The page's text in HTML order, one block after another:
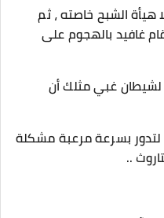
الشبح خاصته ، ثم
غافيد بالهجوم على
لشيطان غبي مثلك أن
لتدور بسرعة مرعبة مشكلة
..